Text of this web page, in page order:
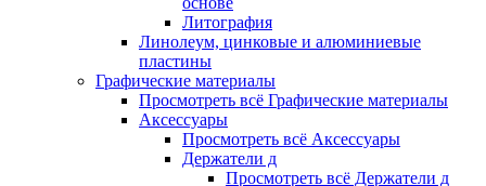
Литография
Линолеум, цинковые и алюминиевые
пластины
Графические материалы
Просмотреть всё Графические материалы
Аксессуары
Просмотреть всё Аксессуары
Держатели д
Просмотреть всё Держатели д